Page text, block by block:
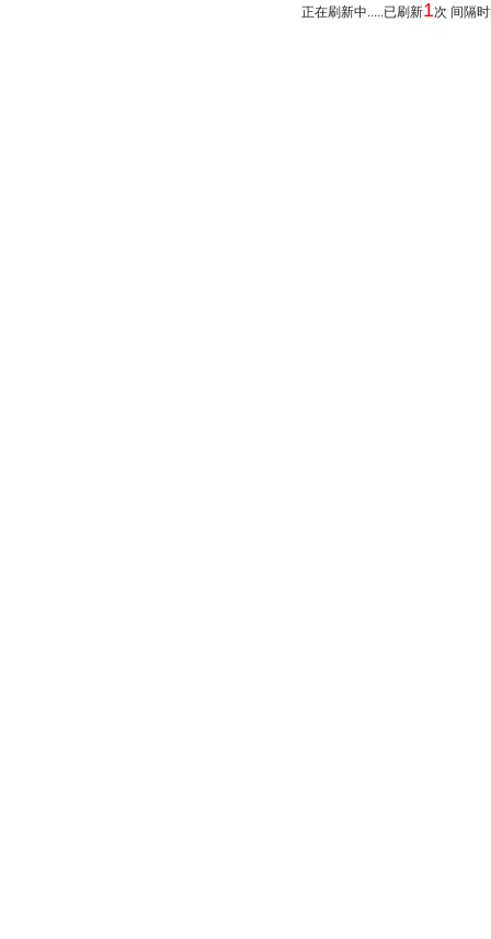
正在刷新中.....已刷新1次 间隔